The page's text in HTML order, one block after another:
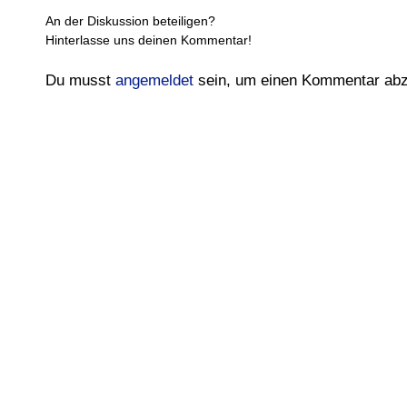
An der Diskussion beteiligen?
Hinterlasse uns deinen Kommentar!
Du musst angemeldet sein, um einen Kommentar